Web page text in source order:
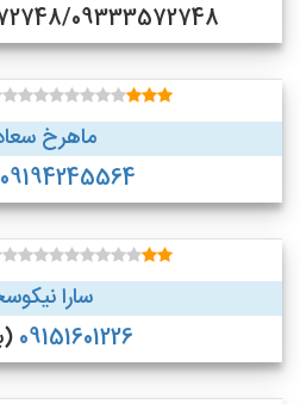
09333072748/
ماهرخ
09194245564
سارا
09151601226